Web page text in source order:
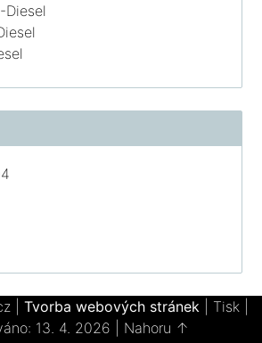
Diesel
Tvorba webových stránek| Tisk|
13. 4. 2026
Nahoru ↑